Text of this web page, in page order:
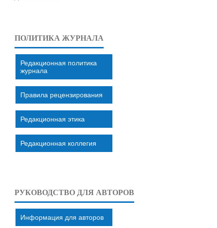
ПОЛИТИКА ЖУРНАЛА
Редакционная политика
журнала
Правила рецензирования
Редакционная этика
Редакционная коллегия
РУКОВОДСТВО ДЛЯ АВТОРОВ
Информация для авторов